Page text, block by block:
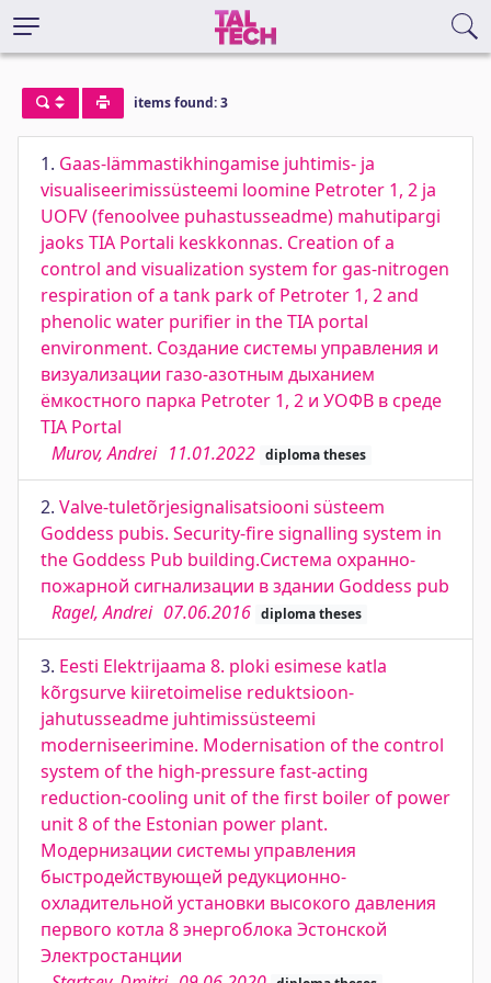
items found: 3
1. Gaas-lämmastikhingamise juhtimis- ja
visualiseerimissüsteemi loomine Petroter 1, 2 ja
UOFV (fenoolvee puhastusseadme) mahutipargi
jaoks TIA Portali keskkonnas. Creation of a
control and visualization system for gas-nitrogen
respiration of a tank park of Petroter 1, 2 and
phenolic water purifier in the TIA portal
environment. Создание системы управления и
визуализации газо-азотным дыханием
ёмкостного парка Petroter 1, 2 и УОФВ в среде
TIA Portal
Murov, Andrei 11.01.2022 diploma theses
2. Valve-tuletõrjesignalisatsiooni süsteem
Goddess pubis. Security-fire signalling system in
the Goddess Pub building.Система охранно-
пожарной сигнализации в здании Goddess pub
Ragel, Andrei 07.06.2016 diploma theses
3. Eesti Elektrijaama 8. ploki esimese katla
kõrgsurve kiiretoimelise reduktsioon-
jahutusseadme juhtimissüsteemi
moderniseerimine. Modernisation of the control
system of the high-pressure fast-acting
reduction-cooling unit of the first boiler of power
unit 8 of the Estonian power plant.
Модернизации системы управления
быстродействующей редукционно-
охладительной установки высокого давления
первого котла 8 энергоблока Эстонской
Электростанции